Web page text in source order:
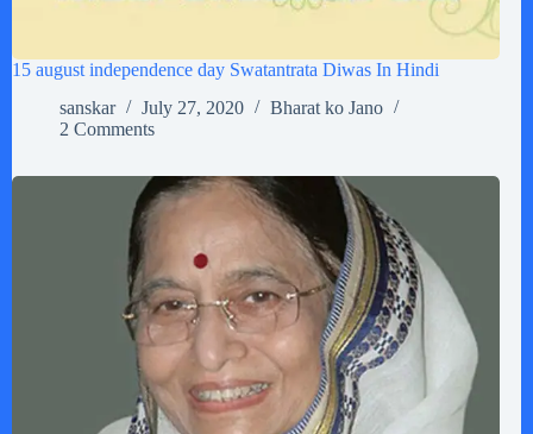
15 august independence day Swatantrata Diwas In Hindi
sanskar
July 27, 2020
Bharat ko Jano
2 Comments